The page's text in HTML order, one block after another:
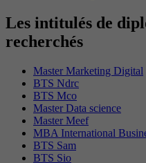
Les intitulés de
recherchés
Master Marketing Digital
BTS Ndrc
BTS Mco
Master Data science
Master Meef
MBA International
BTS Sam
BTS Sio